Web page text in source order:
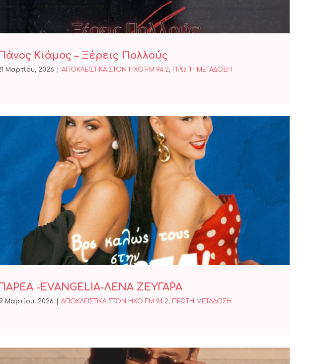
Κιάμος – Ξέρεις Πολλούς
Μαρτίου, 2026 ΑΠΟΚΛΕΙΣΤΙΚΑ ΣΤΟΝ ΗΧΟ FM 94.2, ΠΡΩΤΗ ΜΕΤΑΔΟΣΗ
ΠΑΡΕΑ -EVANGELIA-ΛΕΝΑ ΖΕΥΓΑΡΑ
-EVANGELIA-ΛΕΝΑ ΖΕΥΓΑΡΑ
Μαρτίου, 2026 ΑΠΟΚΛΕΙΣΤΙΚΑ ΣΤΟΝ ΗΧΟ FM 94.2, ΠΡΩΤΗ ΜΕΤΑΔΟΣΗ